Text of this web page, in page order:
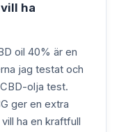
ha
oil 40% är en
jag testat och
olja test.
ger en extra
ha en kraftfull